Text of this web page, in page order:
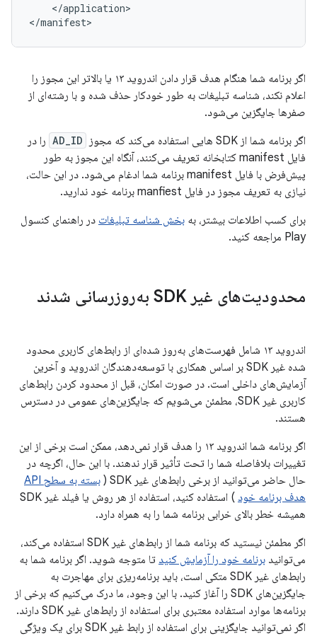
</application>
اگر برنامه شما هنگام هدف قرار دادن اندروید ۱۳ یا بالاتر این مجوز را
اعلام نکند، شناسه تبلیغات به طور خودکار حذف شده و با رشته‌ای از
صفرها جایگزین می‌شود.
اگر برنامه شما از SDK هایی استفاده می‌کند که مجوز
AD_ID را در
فایل manifest کتابخانه تعریف می‌کنند، آنگاه این مجوز به طور
پیش‌فرض با فایل manifest برنامه شما ادغام می‌شود. در این حالت،
نیازی به تعریف مجوز در فایل manfiest برنامه خود ندارید.
برای کسب اطلاعات بیشتر، به بخش شناسه تبلیغات در راهنمای کنسول
Play مراجعه کنید.
محدودیت‌های غیر SDK به‌روزرسانی شدند
اندروید ۱۳ شامل فهرست‌های به‌روز شده‌ای از رابط‌های کاربری محدود
شده غیر SDK بر اساس همکاری با توسعه‌دهندگان اندروید و آخرین
آزمایش‌های داخلی است. در صورت امکان، قبل از محدود کردن رابط‌های
کاربری غیر SDK، مطمئن می‌شویم که جایگزین‌های عمومی در دسترس
هستند.
اگر برنامه شما اندروید ۱۳ را هدف قرار نمی‌دهد، ممکن است برخی از این
تغییرات بلافاصله شما را تحت تأثیر قرار ندهند. با این حال، اگرچه در
حال حاضر می‌توانید از برخی رابط‌های غیر SDK (
بسته به سطح API
هدف برنامه خود
) استفاده کنید، استفاده از هر روش یا فیلد غیر SDK
همیشه خطر بالای خرابی برنامه شما را به همراه دارد.
اگر مطمئن نیستید که برنامه شما از رابط‌های غیر SDK استفاده می‌کند،
می‌توانید برنامه خود را آزمایش کنید تا متوجه شوید. اگر برنامه شما به
رابط‌های غیر SDK متکی است، باید برنامه‌ریزی برای مهاجرت به
جایگزین‌های SDK را آغاز کنید. با این وجود، ما درک می‌کنیم که برخی از
برنامه‌ها موارد استفاده معتبری برای استفاده از رابط‌های غیر SDK دارند.
اگر نمی‌توانید جایگزینی برای استفاده از رابط غیر SDK برای یک ویژگی